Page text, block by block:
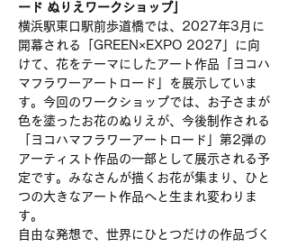
ード ぬりえワークショップ」
横浜駅東口駅前歩道橋では、2027年3月に
開幕される「GREEN×EXPO 2027」に向
けて、花をテーマにしたアート作品「ヨコハ
マフラワーアートロード」を展示していま
す。今回のワークショップでは、お子さまが
色を塗ったお花のぬりえが、今後制作される
「ヨコハマフラワーアートロード」第2弾の
アーティスト作品の一部として展示される予
定です。みなさんが描くお花が集まり、ひと
つの大きなアート作品へと生まれ変わりま
す。
自由な発想で、世界にひとつだけの作品づく